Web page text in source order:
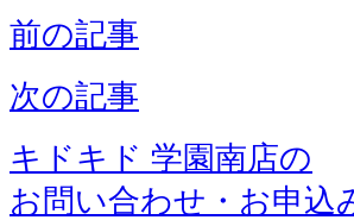
前の記事
次の記事
キドキド 学園南店の
お問い合わせ・お申込